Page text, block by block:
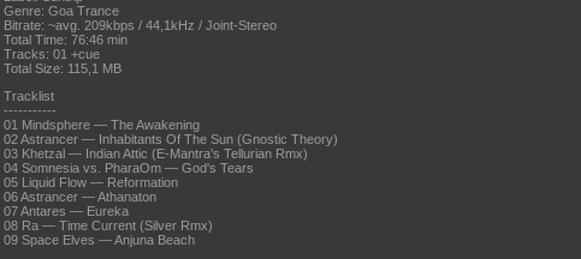
Genre: Goa Trance
Bitrate: ~avg. 209kbps / 44,1kHz / Joint-Stereo
Total Time: 76:46 min
Tracks: 01 +cue
Total Size: 115,1 MB
Tracklist
-----------
01 Mindsphere — The Awakening
02 Astrancer — Inhabitants Of The Sun (Gnostic Theory)
03 Khetzal — Indian Attic (E-Mantra's Tellurian Rmx)
04 Somnesia vs. PharaOm — God's Tears
05 Liquid Flow — Reformation
06 Astrancer — Athanaton
07 Antares — Eureka
08 Ra — Time Current (Silver Rmx)
09 Space Elves — Anjuna Beach